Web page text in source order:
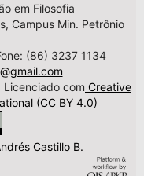
em Filosofia
Campus Min. Petrônio
(86) 3237 1134
Licenciado com Creative
(CC BY 4.0)
Castillo B.